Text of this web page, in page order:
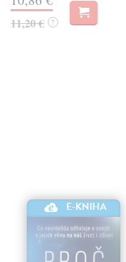
11,20 € ?
E-KNIHA